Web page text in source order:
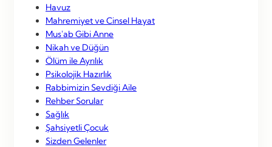
Havuz
Mahremiyet ve Cinsel Hayat
Mus'ab Gibi Anne
Nikah ve Düğün
Ölüm ile Ayrılık
Psikolojik Hazırlık
Rabbimizin Sevdiği Aile
Rehber Sorular
Sağlık
Şahsiyetli Çocuk
Sizden Gelenler